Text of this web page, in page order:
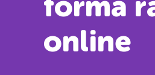
online